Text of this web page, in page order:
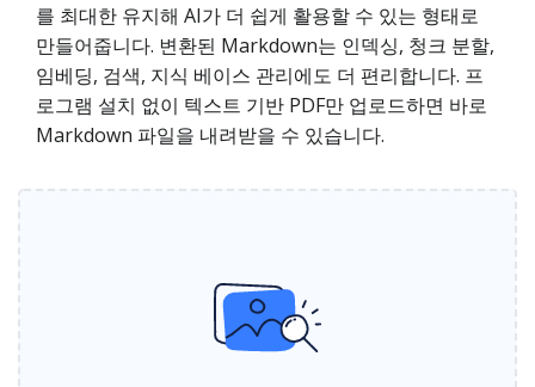
를 최대한 유지해 AI가 더 쉽게 활용할 수 있는 형태로
만들어줍니다. 변환된 Markdown는 인덱싱, 청크 분할,
임베딩, 검색, 지식 베이스 관리에도 더 편리합니다. 프
로그램 설치 없이 텍스트 기반 PDF만 업로드하면 바로
Markdown 파일을 내려받을 수 있습니다.